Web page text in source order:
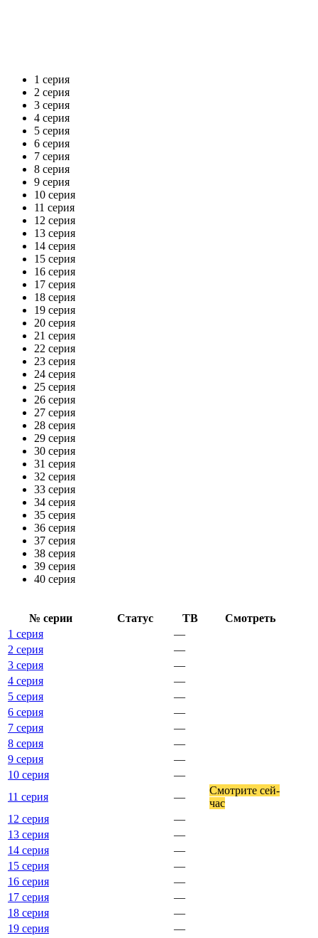
1 серия
2 серия
3 серия
4 серия
5 серия
6 серия
7 серия
8 серия
9 серия
10 серия
11 серия
12 серия
13 серия
14 серия
15 серия
16 серия
17 серия
18 серия
19 серия
20 серия
21 серия
22 серия
23 серия
24 серия
25 серия
26 серия
27 серия
28 серия
29 серия
30 серия
31 серия
32 серия
33 серия
34 серия
35 серия
36 серия
37 серия
38 серия
39 серия
40 серия
№ се­рии Ста­тус ТВ
Смот­реть
1 серия
—
2 серия
—
3 серия
—
4 серия
—
5 серия
—
6 серия
—
7 серия
—
8 серия
—
9 серия
—
10 серия
—
11 серия
—
Смот­ри­те сей­
час
12 серия
—
13 серия
—
14 серия
—
15 серия
—
16 серия
—
17 серия
—
18 серия
—
19 серия
—